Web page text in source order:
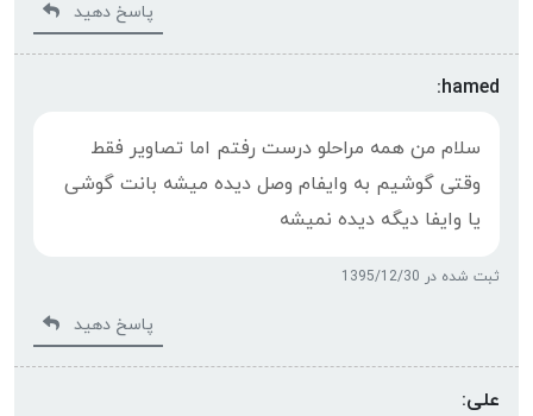
پاسخ دهید
hamed:
سلام من همه مراحلو درست رفتم اما تصاویر فقط
وقتی گوشیم به وایفام وصل دیده میشه بانت گوشی
یا وایفا دیگه دیده نمیشه
ثبت شده در 1395/12/30
پاسخ دهید
علی: